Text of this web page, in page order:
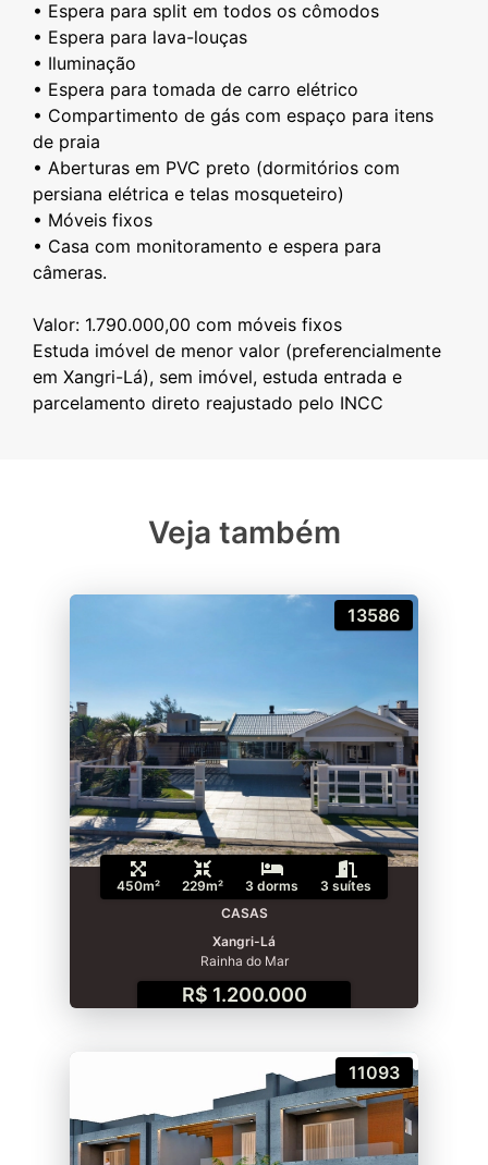
• Espera para split em todos os cômodos
• Espera para lava-louças
• Iluminação
• Espera para tomada de carro elétrico
• Compartimento de gás com espaço para itens
de praia
• Aberturas em PVC preto (dormitórios com
persiana elétrica e telas mosqueteiro)
• Móveis fixos
• Casa com monitoramento e espera para
câmeras.
Valor: 1.790.000,00 com móveis fixos
Estuda imóvel de menor valor (preferencialmente
em Xangri-Lá), sem imóvel, estuda entrada e
Veja também
13586
450m² 229m² 3 dorms
3 suítes
CASAS
Xangri-Lá
Rainha do Mar
R$ 1.200.000
11093